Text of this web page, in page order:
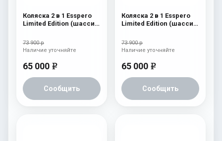
Коляска 2 в 1 Esspero
Limited Edition (шасси
73 900 р
65 000 e
Сообщить
Наличие уточняйте
Коляска 2 в 1 Esspero
Limited Edition (шасси
73 900 р
65 000 e
Сообщить
Наличие уточняйте